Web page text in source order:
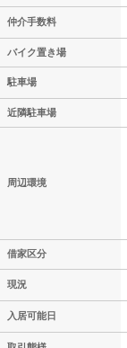
仲介手数料
バイク置き場
駐車場
近隣駐車場
周辺環境
借家区分
現況
入居可能日